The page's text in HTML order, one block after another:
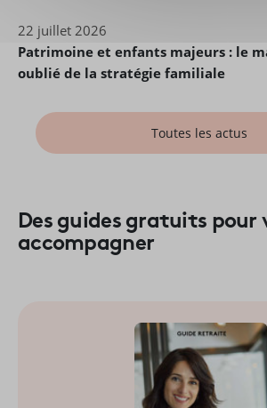
22 juillet 2026
Patrimoine et enfants majeurs : le
oublié de la stratégie familiale
Toutes les actus
Des guides gratuits pour
accompagner